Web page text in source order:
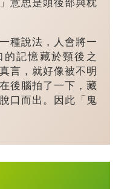
18
鎮：一粒珍
億璀璨王國？
說法，人會將一
記憶藏於頸後之
言，就好像被不明
後腦拍了一下，藏
口而出。因此「鬼